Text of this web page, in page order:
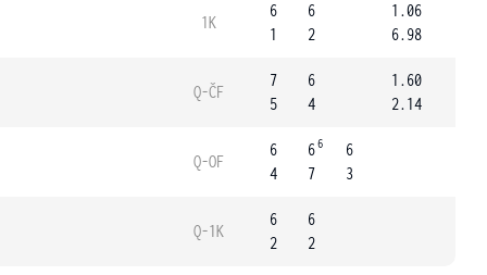
1K
6
1
6
2
1.06
6.98
Q-ČF
7
5
6
4
1.60
2.14
Q-OF
6
4
66
7
6
3
Q-1K
6
2
6
2